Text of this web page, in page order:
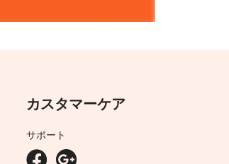
カスタマーケア
サポート